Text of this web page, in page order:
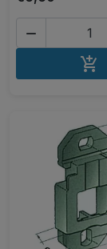

